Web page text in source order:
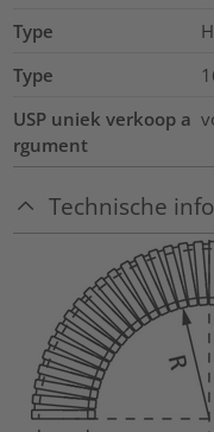
Type
Type
USP uniek verkoop a
rgument
Technische